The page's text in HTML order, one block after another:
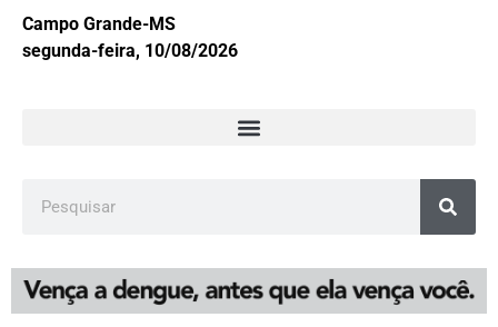
Campo Grande-MS
segunda-feira, 10/08/2026